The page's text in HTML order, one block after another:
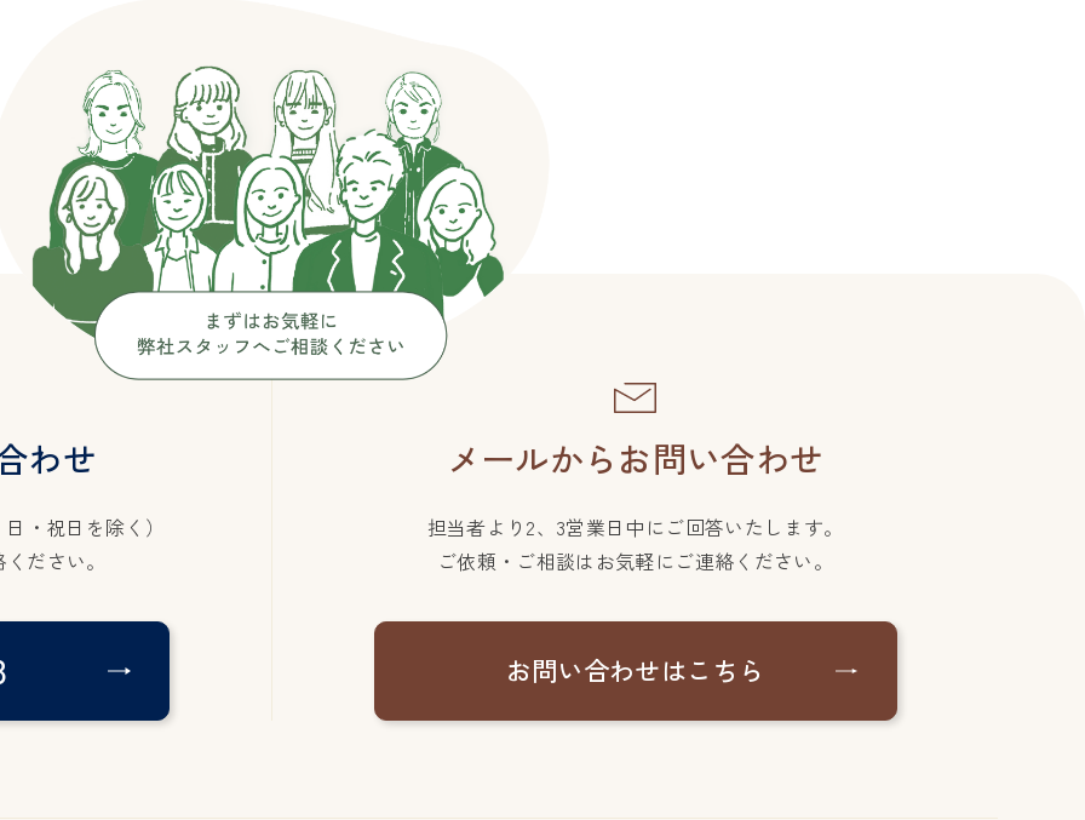
わせ
日・祝日を除く）
ださい。
メールからお問い合わせ
担当者より2、3営業日中にご回答いたします。
ご依頼・ご相談はお気軽にご連絡ください。
お問い合わせはこちら